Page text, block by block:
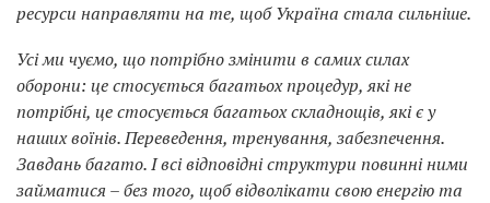
ресурси направляти на те, щоб Україна стала сильніше.
Усі ми чуємо, що потрібно змінити в самих силах
оборони: це стосується багатьох процедур, які не
потрібні, це стосується багатьох складнощів, які є у
наших воїнів. Переведення, тренування, забезпечення.
Завдань багато. І всі відповідні структури повинні ними
займатися – без того, щоб відволікати свою енергію та